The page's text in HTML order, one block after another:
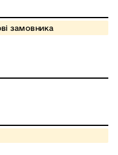
замовника